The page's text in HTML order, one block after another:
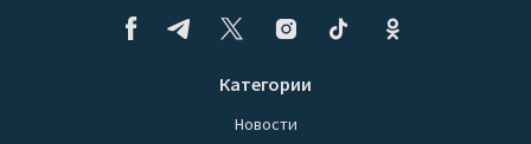
Категории
Новости